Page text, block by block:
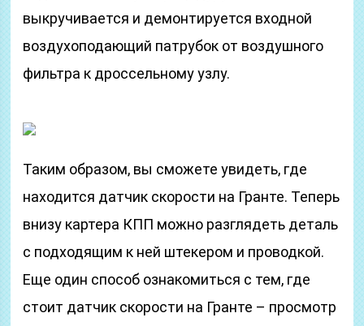
выкручивается и демонтируется входной
воздухоподающий патрубок от воздушного
фильтра к дроссельному узлу.
Таким образом, вы сможете увидеть, где
находится датчик скорости на Гранте. Теперь
внизу картера КПП можно разглядеть деталь
с подходящим к ней штекером и проводкой.
Еще один способ ознакомиться с тем, где
стоит датчик скорости на Гранте – просмотр